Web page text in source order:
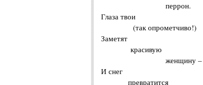
перрон.
Глаза твои
(так опрометчиво!)
Заметят
красивую
женщину –
И снег
превратится